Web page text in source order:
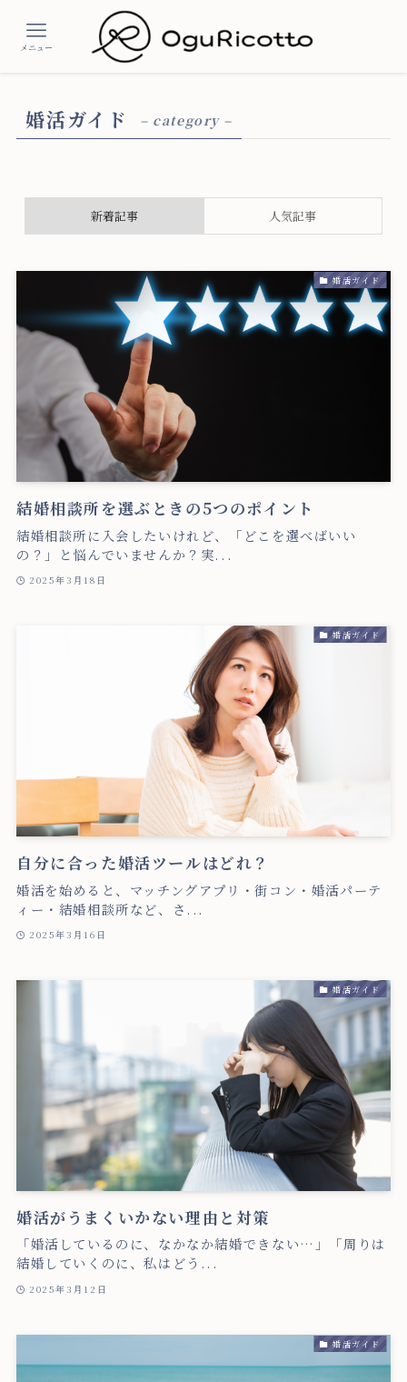
メニュー
婚活ガイド – category –
新着記事 人気記事
婚活ガイド
結婚相談所を選ぶときの5つのポイント
結婚相談所に入会したいけれど、「どこを選べばいい
の？」と悩んでいませんか？実...
2025年3月18日
婚活ガイド
自分に合った婚活ツールはどれ？
婚活を始めると、マッチングアプリ・街コン・婚活パーテ
ィー・結婚相談所など、さ...
2025年3月16日
婚活ガイド
婚活がうまくいかない理由と対策
「婚活しているのに、なかなか結婚できない…」「周りは
結婚していくのに、私はどう...
2025年3月12日
婚活ガイド